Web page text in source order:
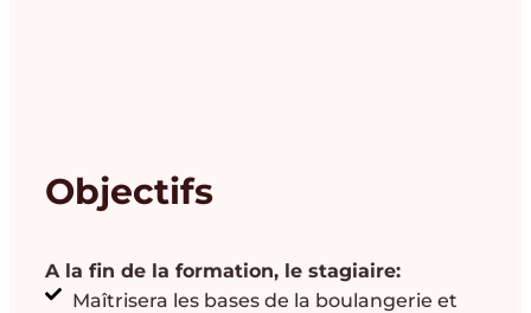
Objectifs
A la fin de la formation, le stagiaire:
Maîtrisera les bases de la boulangerie et